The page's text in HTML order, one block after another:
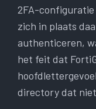
2FA-configuratie
zich in plaats
authenticeren,
het feit dat
directory dat